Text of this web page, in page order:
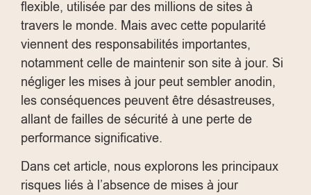
flexible, utilisée par des millions de sites à
travers le monde. Mais avec cette popularité
viennent des responsabilités importantes,
notamment celle de maintenir son site à jour. Si
négliger les mises à jour peut sembler anodin,
les conséquences peuvent être désastreuses,
allant de failles de sécurité à une perte de
performance significative.
Dans cet article, nous explorons les principaux
risques liés à l’absence de mises à jour